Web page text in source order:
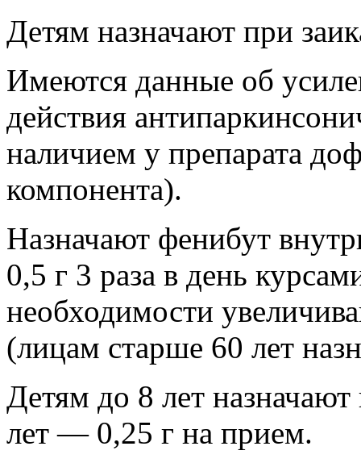
Детям назначают при
Имеются данные об
действия
наличием у препарата
компонента).
Назначают фенибут
0,5 г 3 раза в день
необходимости
(лицам старше 60 лет
Детям до 8 лет
лет — 0,25 г на прием.